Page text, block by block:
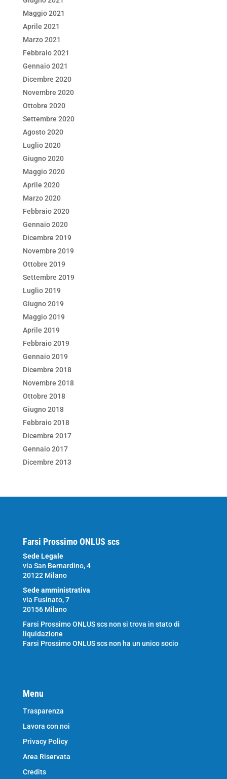
Maggio 2021
Aprile 2021
Marzo 2021
Febbraio 2021
Gennaio 2021
Dicembre 2020
Novembre 2020
Ottobre 2020
Settembre 2020
Agosto 2020
Luglio 2020
Giugno 2020
Maggio 2020
Aprile 2020
Marzo 2020
Febbraio 2020
Gennaio 2020
Dicembre 2019
Novembre 2019
Ottobre 2019
Settembre 2019
Luglio 2019
Giugno 2019
Maggio 2019
Aprile 2019
Febbraio 2019
Gennaio 2019
Dicembre 2018
Novembre 2018
Ottobre 2018
Giugno 2018
Febbraio 2018
Dicembre 2017
Gennaio 2017
Dicembre 2013
Farsi Prossimo ONLUS scs
Sede Legale
via San Bernardino, 4
20122 Milano
Sede amministrativa
via Fusinato, 7
20156 Milano
Farsi Prossimo ONLUS scs non si trova in stato di
liquidazione
Farsi Prossimo ONLUS scs non ha un unico socio
Menu
Trasparenza
Lavora con noi
Privacy Policy
Area Riservata
Credits